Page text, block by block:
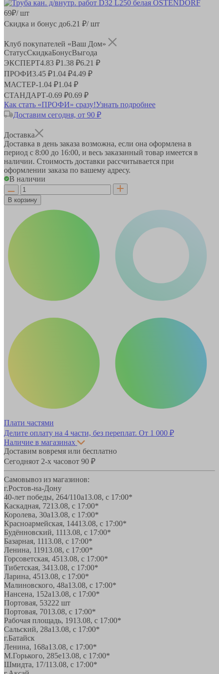
69₽/ шт
Скидка и бонус до6.21 ₽/ шт
Клуб покупателей «Ваш Дом»
СтатусСкидкаБонусВыгода
ЭКСПЕРТ4.83 ₽1.38 ₽6.21 ₽
ПРОФИ3.45 ₽1.04 ₽4.49 ₽
МАСТЕР-1.04 ₽1.04 ₽
СТАНДАРТ-0.69 ₽0.69 ₽
Как стать «ПРОФИ» сразу!Узнать подробнее
Доставим сегодня, от 90 ₽
Доставка
Доставка в день заказа возможна, если она оформлена в
период с 8:00 до 16:00, и весь заказанный товар имеется в
наличии. Стоимость доставки рассчитывается при
оформлении заказа по вашему адресу.
В наличии
В корзину
Плати частями
Делите оплату на 4 части, без переплат. От 1 000 ₽
Наличие в магазинах
Доставим вовремя или бесплатно
Сегодняот 2-х часовот 90 ₽
Самовывоз из магазинов:
г.Ростов-на-Дону
40-лет победы, 264/110а13.08, с 17:00*
Каскадная, 7213.08, с 17:00*
Королева, 30а13.08, с 17:00*
Красноармейская, 14413.08, с 17:00*
Будённовский, 1113.08, с 17:00*
Базарная, 1113.08, с 17:00*
Ленина, 11913.08, с 17:00*
Горсоветская, 4513.08, с 17:00*
Тибетская, 3413.08, с 17:00*
Ларина, 4513.08, с 17:00*
Малиновского, 48а13.08, с 17:00*
Нансена, 152а13.08, с 17:00*
Портовая, 53222 шт
Портовая, 7013.08, с 17:00*
Рабочая площадь, 1913.08, с 17:00*
Сальский, 28a13.08, с 17:00*
г.Батайск
Ленина, 168а13.08, с 17:00*
М.Горького, 285е13.08, с 17:00*
Шмидта, 17/113.08, с 17:00*